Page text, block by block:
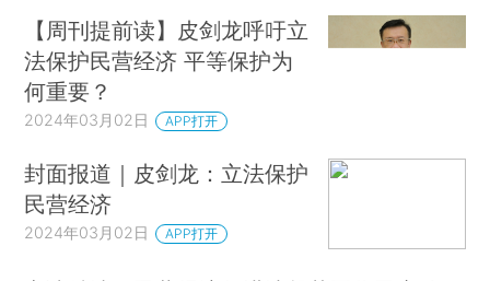
【周刊提前读】皮剑龙呼吁立
法保护民营经济 平等保护为
何重要？
2024年03月02日 APP打开
封面报道｜皮剑龙：立法保护
民营经济
2024年03月02日 APP打开